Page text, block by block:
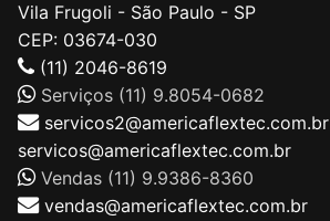
Vila Frugoli - São Paulo - SP
CEP: 03674-030
(11) 2046-8619
Serviços (11) 9.8054-0682
servicos2@americaflextec.com.br
servicos@americaflextec.com.br
Vendas (11) 9.9386-8360
vendas@americaflextec.com.br